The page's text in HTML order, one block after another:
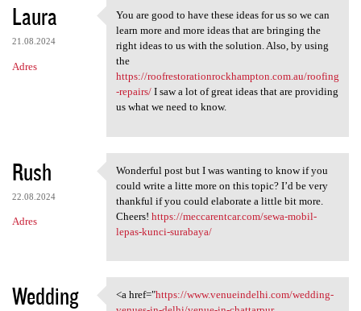
Laura
21.08.2024
Adres
You are good to have these
You are good to have these ideas for us so we can
learn more and more ideas that are bringing the
right ideas to us with the solution. Also, by using
the
https://roofrestorationrockhampton.com.au/roofing
-repairs/I saw a lot of great ideas that are providing
us what we need to know.
Rush
22.08.2024
Adres
Wonderful post but I was
Wonderful post but I was wanting to know if you
could write a litte more on this topic? I’d be very
thankful if you could elaborate a little bit more.
Cheers! https://meccarentcar.com/sewa-mobil-
lepas-kunci-surabaya/
Wedding
<a href="https://www.venueindelhi.com/wedding-